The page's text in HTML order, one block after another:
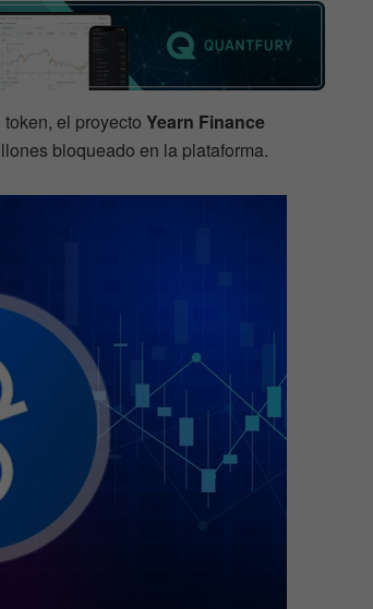
token, el proyecto Yearn Finance
bloqueado en la plataforma.